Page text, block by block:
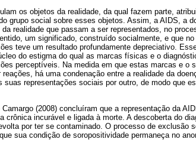
os objetos da realidade, da qual fazem parte,
grupo social sobre esses objetos. Assim, a AIDS, a
realidade que passam a ser representados, no
um significado, construído socialmente, e que
teve um resultado profundamente depreciativo.
do estigma do qual as marcas físicas e o
perceptíveis. Na medida em que estas marcas e o
há uma condenação entre a realidade da
suas representações sociais por outro, de modo que
(2008) concluíram que a representação da
crônica incurável e ligada à morte. A descoberta do
por ter se contaminado. O processo de exclusão
sua condição de soropositividade permaneça no